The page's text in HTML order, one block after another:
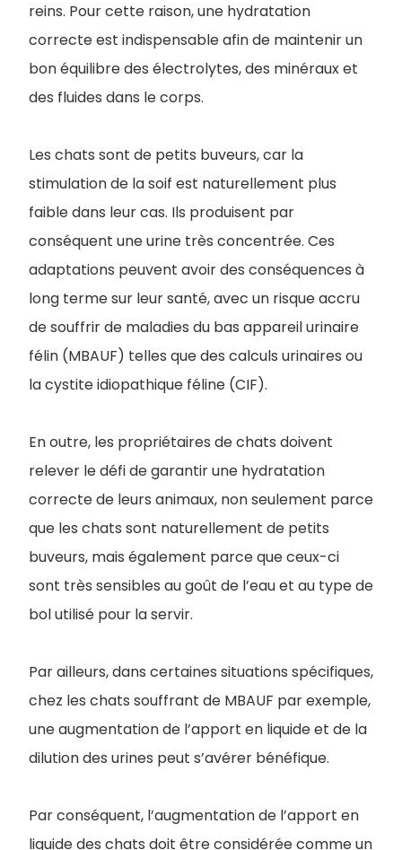
reins. Pour cette raison, une hydratation
correcte est indispensable afin de maintenir un
bon équilibre des électrolytes, des minéraux et
des fluides dans le corps.
Les chats sont de petits buveurs, car la
stimulation de la soif est naturellement plus
faible dans leur cas. Ils produisent par
conséquent une urine très concentrée. Ces
adaptations peuvent avoir des conséquences à
long terme sur leur santé, avec un risque accru
de souffrir de maladies du bas appareil urinaire
félin (MBAUF) telles que des calculs urinaires ou
la cystite idiopathique féline (CIF).
En outre, les propriétaires de chats doivent
relever le défi de garantir une hydratation
correcte de leurs animaux, non seulement parce
que les chats sont naturellement de petits
buveurs, mais également parce que ceux-ci
sont très sensibles au goût de l’eau et au type de
bol utilisé pour la servir.
Par ailleurs, dans certaines situations spécifiques,
chez les chats souffrant de MBAUF par exemple,
une augmentation de l’apport en liquide et de la
dilution des urines peut s’avérer bénéfique.
Par conséquent, l’augmentation de l’apport en
liquide des chats doit être considérée comme un